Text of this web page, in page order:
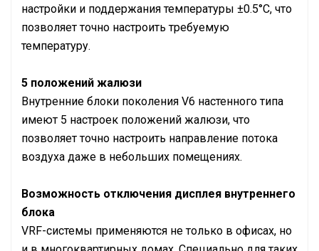
настройки и поддержания температуры ±0.5°С, что
позволяет точно настроить требуемую
температуру.
5 положений жалюзи
Внутренние блоки поколения V6 настенного типа
имеют 5 настроек положений жалюзи, что
позволяет точно настроить направление потока
воздуха даже в небольших помещениях.
Возможность отключения дисплея внутреннего
блока
VRF-системы применяются не только в офисах, но